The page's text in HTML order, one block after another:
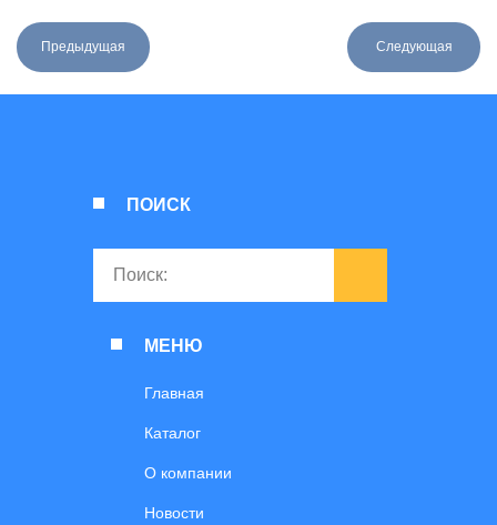
Предыдущая Следующая
ПОИСК
МЕНЮ
Главная
Каталог
О компании
Новости